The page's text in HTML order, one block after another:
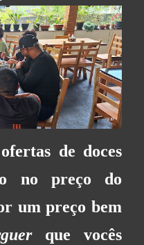
de doces
no preço do
um preço bem
que vocês